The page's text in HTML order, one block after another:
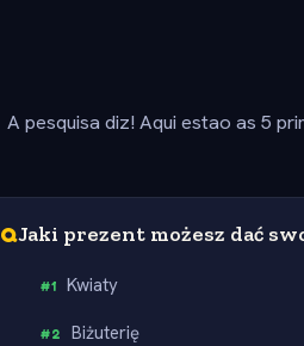
A pesquisa diz! Aqui estao as 5
QJaki prezent możesz dać
#1 Kwiaty
#2 Biżuterię